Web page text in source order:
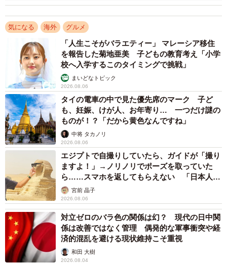
「出前一丁」はイギリスでは「Demae」の商品名で販売されているそ
う。『イギリス人の“簡単な夕食”』【3/6】（マギーさんInstagramより）
すっかり日本人化しているメニューに、マギーさんはキャ
プションで思わず「イギリスの方ですよね？」とつっこま
ずにはいられず。
イギリスでは夕食よりも昼食に重きを置く家庭も多く、夜
をディナーではなく、軽食ですませ、サパーやティーと呼
ぶことも。それが、まさかこんな日本食尽くしになると
は！
この投稿には、「旦那さま可愛い」「Σ(ﾟﾛﾟ;)最強のイギリ
ス人」「てっきり、紅茶とビスケットとかかなと！」「和
食って言葉通り和むのかなぁ。日本人外国人関係なく。調
和、平和な和食」「外国人の方って納豆苦手な人多いのに
凄いですね！」と、みなさんベンジーさんの食事内容に驚
いた様子。
マギーさんにお話を聞きました。
気になる 海外 グルメ
「人生こそがバラエティー」 マレーシア移住
を報告した菊地亜美 子どもの教育考え「小学
校へ入学するこのタイミングで挑戦」
まいどなトピック
2026.08.06
タイの電車の中で見た優先席のマーク 子ど
も、妊娠、けが人、お年寄り… 一つだけ謎の
ものが！？「だから黄色なんですね」
中将 タカノリ
2026.08.06
エジプトで自撮りしていたら、ガイドが「撮り
ますよ！」→ノリノリでポーズを取っていた
ら……スマホを返してもらえない 「日本人は
カモ代表かも」「私は6時間で3万円払った」
宮前 晶子
2026.08.06
対立ゼロのバラ色の関係は幻？ 現代の日中関
係は改善ではなく管理 偶発的な軍事衝突や経
済的混乱を避ける現状維持こそ重視
和田 大樹
2026.08.04